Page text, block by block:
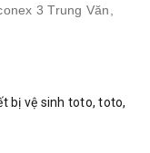
3 Trung Văn,
bị vệ sinh toto,toto,